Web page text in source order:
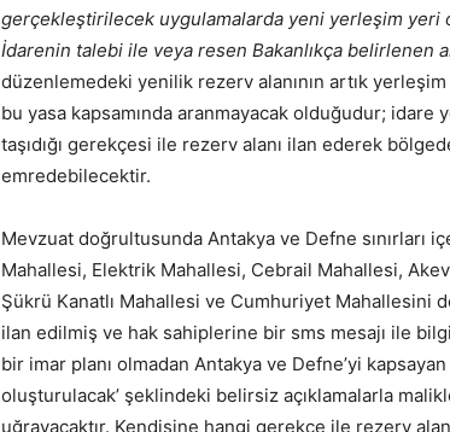
gerçekleştirilecek uygulamalarda yeni yerleşim yeri
İdarenin talebi ile veya resen Bakanlıkça belirlenen
düzenlemedeki yenilik rezerv alanının artık
bu yasa kapsamında aranmayacak olduğudur;
taşıdığı gerekçesi ile rezerv alanı ilan ederek
emredebilecektir.
Mevzuat doğrultusunda Antakya ve Defne sınırları
Mahallesi, Elektrik Mahallesi, Cebrail Mahallesi,
Şükrü Kanatlı Mahallesi ve Cumhuriyet Mahallesini
ilan edilmiş ve hak sahiplerine bir sms mesajı ile
bir imar planı olmadan Antakya ve Defne’yi
oluşturulacak’ şeklindeki belirsiz açıklamalarla
uğrayacaktır. Kendisine hangi gerekçe ile rezerv